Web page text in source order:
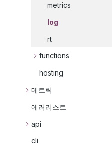
metrics
log
rt
functions
hosting
메트릭
에러리스트
api
cli